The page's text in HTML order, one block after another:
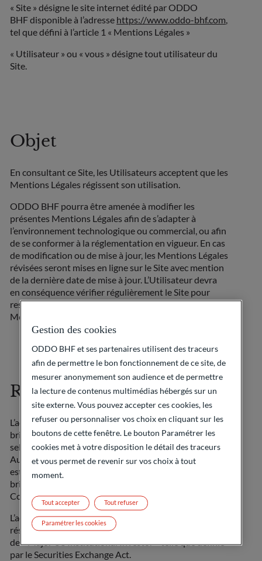
« Site » désigne le site internet édité par ODDO
BHF disponible à l’adresse https://www.oddo-bhf.com,
tel que défini à l’article 1 « Mentions Légales »
« Utilisateur » ou « vous » désigne tout utilisateur du
Site.
Objet
En consultant ce Site, les Utilisateurs acceptent que les
Mentions Légales régissent son utilisation.
ODDO BHF pourra être amenée à modifier les
présentes Mentions Légales afin de s’adapter à
l’environnement technologique ou commercial, ou afin
de se conformer à la réglementation en vigueur. En cas
de modification ou de mise à jour, les Mentions Légales
révisées seront mises en ligne sur le Site avec mention
de la dernière date de mise à jour. L’Utilisateur devra
en conséquence vérifier régulièrement le Site pour
rester informé de tout changement ou mise à jour des
Mentions Légales.
Restrictions
L’accès au Site est strictement interdit aux résidents
britanniques ayant la qualité de « Private Customer »
selon la réglementation de la Financial Conduct
Authority (FCA) applicable au Royaume-Uni. Le site
est cependant en libre accès pour les résidents
britanniques ayant la qualité de « Market
Counterparty » ou « d’Intermediate Customer ».
L’accès au Site est également strictement interdit aux
résidents américains ayant une autre qualité que celle
de « Major US Institutional Investor » telle que définie
par le Securities Exchange Act.
Gestion des cookies
ODDO BHF et ses partenaires utilisent des traceurs
afin de permettre le bon fonctionnement de ce site, de
mesurer anonymement son audience et de permettre
la lecture de contenus multimédias hébergés sur un
site externe. Vous pouvez accepter ces cookies, les
refuser ou personnaliser vos choix en cliquant sur les
boutons de cette fenêtre. Le bouton Paramétrer les
cookies met à votre disposition le détail des traceurs
et vous permet de revenir sur vos choix à tout
moment.
Tout refuser
Tout accepter
Paramétrer les cookies